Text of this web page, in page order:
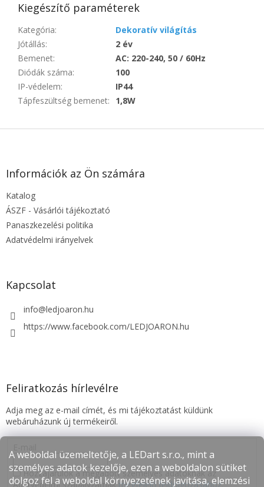
A weboldal üzemeltetője, a LEDart s.r.o., mint a
személyes adatok kezelője, ezen a weboldalon sütiket
dolgoz fel a weboldal környezetének javítása, elemzési
Kiegészítő paraméterek
Kategória:
Dekoratív világítás
Jótállás:
2 év
Bemenet:
AC: 220-240, 50 / 60Hz
Diódák száma:
100
IP-védelem:
IP44
Tápfeszültség bemenet: 1,8W
L
Információk az Ön számára
Katalog
ÁSZF - Vásárlói tájékoztató
Panaszkezelési politika
Adatvédelmi irányelvek
Kapcsolat
info@ledjoaron.hu
https://www.facebook.com/LEDJOARON.hu
Feliratkozás hírlevélre
Adja meg az e-mail címét, és mi tájékoztatást küldünk
webáruházunk új termékeiről.
Hozzájárulok a megadott személyes adatoknak az
Adatvédelmi szabályzatnak megfelelő feldolgozásához.